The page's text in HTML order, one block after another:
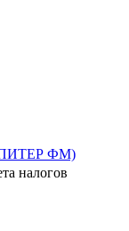
(ПИТЕР ФМ)
налогов